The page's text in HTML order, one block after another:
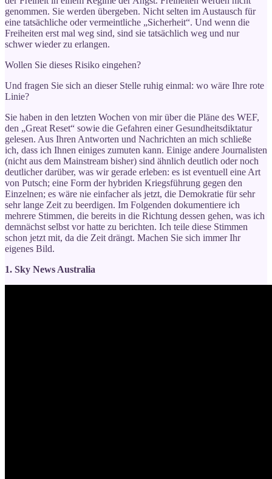
genommen. Sie werden übergeben. Nicht selten im Austausch für
eine tatsächliche oder vermeintliche „Sicherheit“. Und wenn die
Freiheiten erst mal weg sind, sind sie tatsächlich weg und nur
schwer wieder zu erlangen.
Wollen Sie dieses Risiko eingehen?
Und fragen Sie sich an dieser Stelle ruhig einmal: wo wäre Ihre rote
Linie?
Sie haben in den letzten Wochen von mir über die Pläne des WEF,
den „Great Reset“ sowie die Gefahren einer Gesundheitsdiktatur
gelesen. Aus Ihren Antworten und Nachrichten an mich schließe
ich, dass ich Ihnen einiges zumuten kann. Einige andere Journalisten
(nicht aus dem Mainstream bisher) sind ähnlich deutlich oder noch
deutlicher darüber, was wir gerade erleben: es ist eventuell eine Art
von Putsch; eine Form der hybriden Kriegsführung gegen den
Einzelnen; es wäre nie einfacher als jetzt, die Demokratie für sehr
sehr lange Zeit zu beerdigen. Im Folgenden dokumentiere ich
mehrere Stimmen, die bereits in die Richtung dessen gehen, was ich
demnächst selbst vor hatte zu berichten. Ich teile diese Stimmen
schon jetzt mit, da die Zeit drängt. Machen Sie sich immer Ihr
eigenes Bild.
1. Sky News Australia